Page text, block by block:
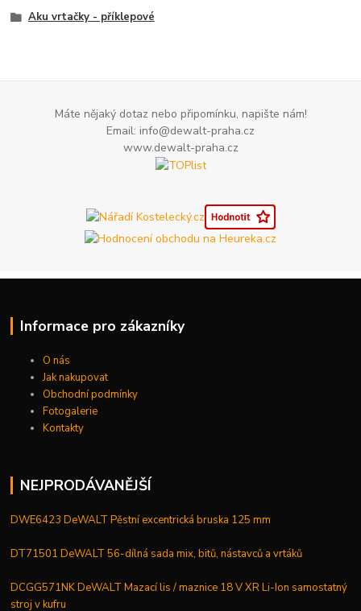
Aku vrtačky - příklepové
Máte nějaký dotaz nebo připomínku, napište nám!
Email: info@dewalt-praha.cz
www.dewalt-praha.cz
Informace pro zákazníky
O nás
Jak nakupovat
Obchodní podmínky
Fotogalerie
Kontakty
NEJPRODÁVANĚJŠÍ
DWE6423 DeWALT Pěstní excentrická bruska 125 mm
DT71501 DeWALT 56-dílná sada mix, bitů, nástavců a vrtáků
DCGG571NK DeWALT Mazací lis / maznice 18 V XR Li-Ion samostatný
stroj v kufru